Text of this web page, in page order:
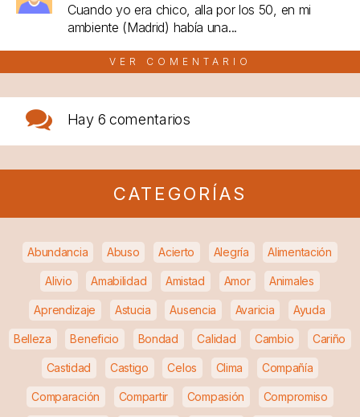
Cuando yo era chico, alla por los 50, en mi
ambiente (Madrid) había una...
VER COMENTARIO
Hay 6 comentarios
CATEGORÍAS
Abundancia Abuso Acierto Alegría Alimentación
Alivio Amabilidad Amistad Amor Animales
Aprendizaje Astucia Ausencia Avaricia Ayuda
Belleza Beneficio Bondad Calidad Cambio Cariño
Castidad Castigo Celos Clima Compañía
Comparación Compartir Compasión Compromiso